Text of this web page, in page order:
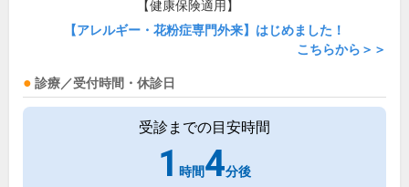
【健康保険適用】
【アレルギー・花粉症専門外来】はじめました！
こちらから＞＞
診療／受付時間・休診日
受診までの目安時間
1 時間4分後